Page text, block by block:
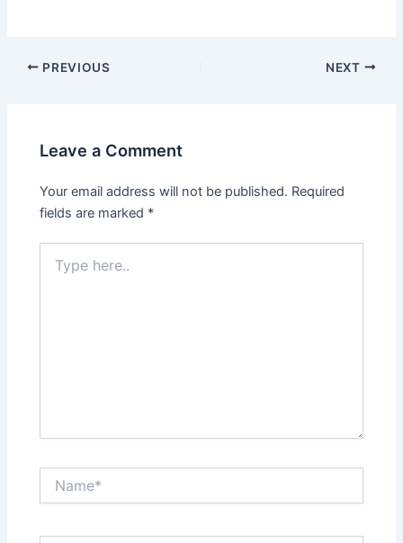
Post
PREVIOUS NEXT
Leave a Comment
Your email address will not be published. Required
fields are marked *
here..